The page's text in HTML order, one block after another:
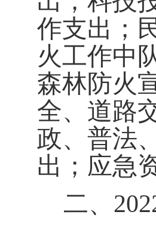
作支出；
火工作中
森林防火
全、道路
政、普法
出；应急
二、202